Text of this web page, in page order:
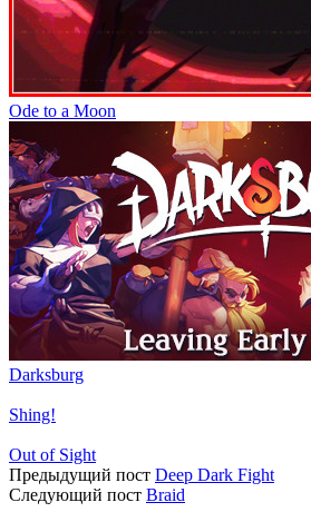
Ode to a Moon
Darksburg
Shing!
Out of Sight
Предыдущий пост Deep Dark Fight
Следующий пост Braid